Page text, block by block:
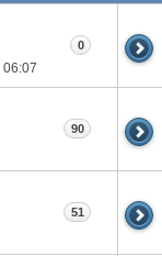
06:07
0
90
51